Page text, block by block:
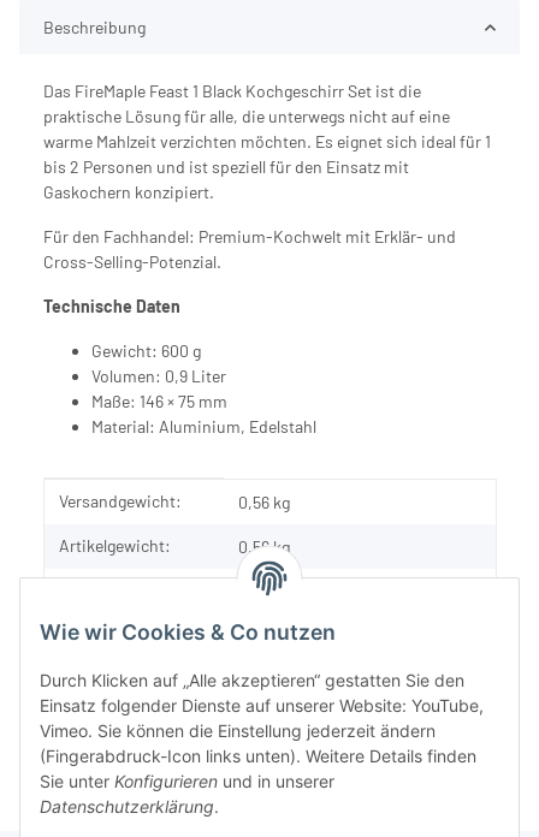
Wie wir Cookies & Co nutzen
Durch Klicken auf „Alle akzeptieren“ gestatten Sie den
Einsatz folgender Dienste auf unserer Website: YouTube,
Vimeo. Sie können die Einstellung jederzeit ändern
(Fingerabdruck-Icon links unten). Weitere Details finden
Sie unter Konfigurieren und in unserer
Datenschutzerklärung.
Beschreibung
Das FireMaple Feast 1 Black Kochgeschirr Set ist die
praktische Lösung für alle, die unterwegs nicht auf eine
warme Mahlzeit verzichten möchten. Es eignet sich ideal für 1
bis 2 Personen und ist speziell für den Einsatz mit
Gaskochern konzipiert.
Für den Fachhandel: Premium-Kochwelt mit Erklär- und
Cross-Selling-Potenzial.
Technische Daten
Gewicht: 600 g
Volumen: 0,9 Liter
Maße: 146 × 75 mm
Material: Aluminium, Edelstahl
Produkteigenschaft
Wert
Versandgewicht: 0,56 kg
Artikelgewicht: 0,56kg
1,00 Stück